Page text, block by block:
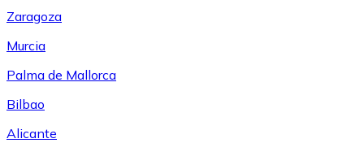
Zaragoza
Murcia
Palma de Mallorca
Bilbao
Alicante